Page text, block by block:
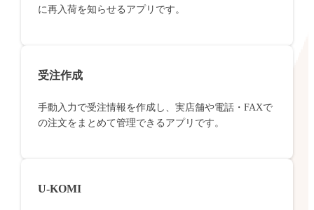
に再入荷を知らせるアプリです。
受注作成
手動入力で受注情報を作成し、実店舗や電話・FAXで
の注文をまとめて管理できるアプリです。
U-KOMI